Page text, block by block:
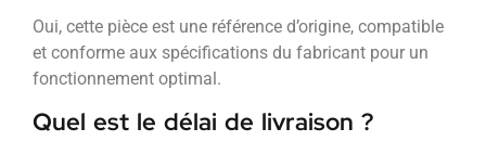
Oui, cette pièce est une référence d’origine, compatible
et conforme aux spécifications du fabricant pour un
fonctionnement optimal.
Quel est le délai de livraison ?